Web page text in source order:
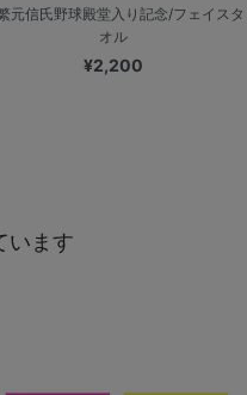
元信氏野球殿堂入り記念/フェイスタ
オル
¥2,200
います